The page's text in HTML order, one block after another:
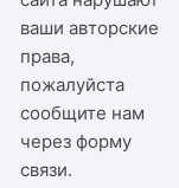
ваши авторские
права,
пожалуйста
сообщите нам
черезформу
связи.